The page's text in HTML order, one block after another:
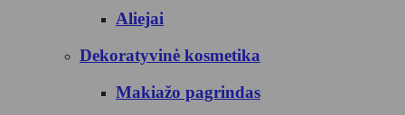
Aliejai
Dekoratyvinė kosmetika
Makiažo pagrindas